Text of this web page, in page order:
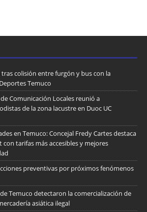
tras colisión entre furgón y bus con la
Temuco
Comunicación Locales reunió a
de la zona lacustre en Duoc UC
en Temuco: Concejal Fredy Cartes destaca
con tarifas más accesibles y mejores
preventivas por próximos fenómenos
Temuco detectaron la comercialización de
asiática ilegal